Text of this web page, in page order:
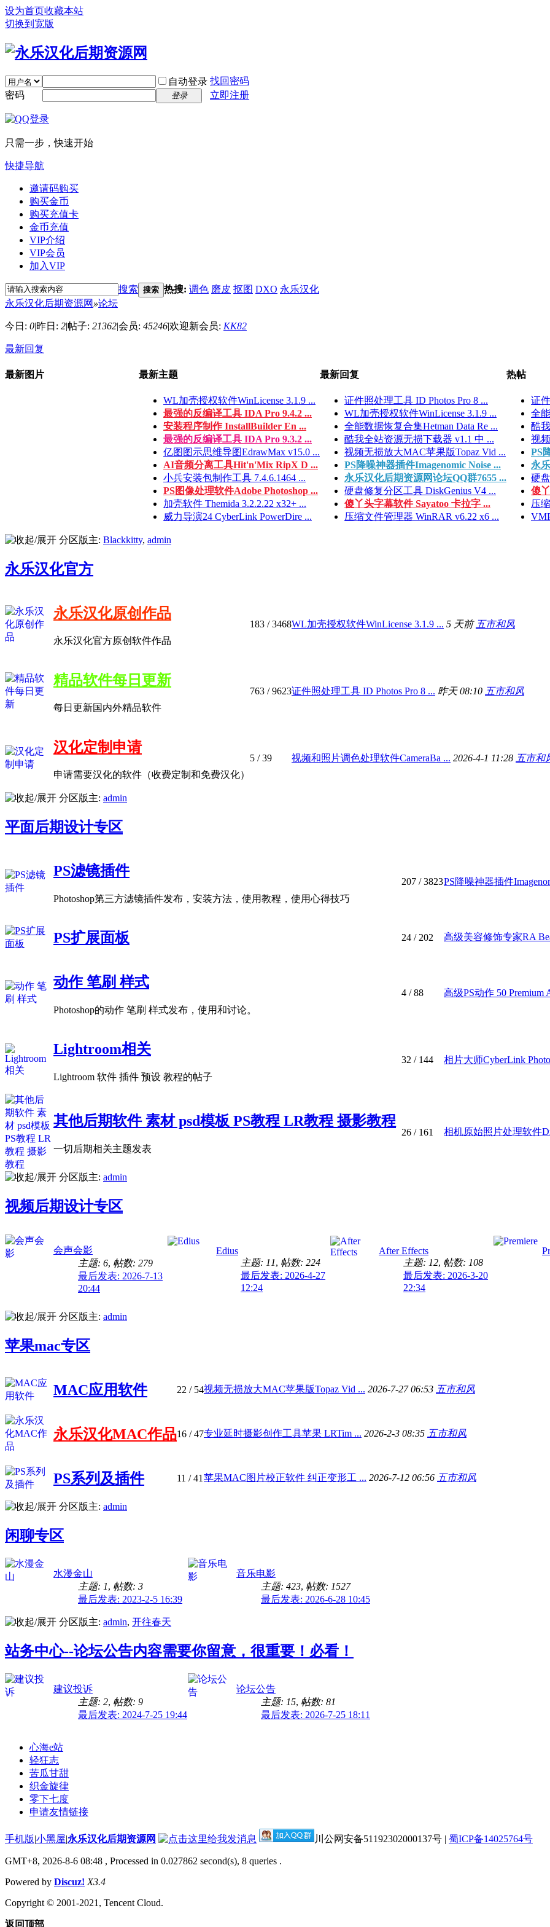
设为首页收藏本站
切换到宽版
自动登录 找回密码
密码
登录 立即注册
只需一步，快速开始
快捷导航
邀请码购买
购买金币
购买充值卡
金币充值
VIP介绍
VIP会员
加入VIP
搜索 搜索 热搜: 调色 磨皮 抠图 DXO 永乐汉化
永乐汉化后期资源网 »论坛
今日: 0|昨日: 2|帖子: 21362|会员: 45246|欢迎新会员: KK82
最新回复
最新图片 最新主题
WL加壳授权软件WinLicense 3.1.9 ...
最强的反编译工具 IDA Pro 9.4.2 ...
安装程序制作 InstallBuilder En ...
最强的反编译工具 IDA Pro 9.3.2 ...
亿图图示思维导图EdrawMax v15.0 ...
AI音频分离工具Hit'n'Mix RipX D ...
小兵安装包制作工具 7.4.6.1464 ...
PS图像处理软件Adobe Photoshop ...
加壳软件 Themida 3.2.2.22 x32+ ...
威力导演24 CyberLink PowerDire ...
最新回复
证件照处理工具 ID Photos Pro 8 ...
WL加壳授权软件WinLicense 3.1.9 ...
全能数据恢复合集Hetman Data Re ...
酷我全站资源无损下载器 v1.1 中 ...
视频无损放大MAC苹果版Topaz Vid ...
PS降噪神器插件Imagenomic Noise ...
永乐汉化后期资源网论坛QQ群7655 ...
硬盘修复分区工具 DiskGenius V4 ...
傻丫头字幕软件 Sayatoo 卡拉字 ...
压缩文件管理器 WinRAR v6.22 x6 ...
热帖
证
全
酷
视
PS
永
硬
傻
压
分区版主: Blackkitty, admin
永乐汉化官方
永乐汉化原创作品
永乐汉化官方原创软件作品
183 / 3468WL加壳授权软件WinLicense 3.1.9 ... 5 天前 五市和风
精品软件每日更新
每日更新国内外精品软件
763 / 9623证件照处理工具 ID Photos Pro 8 ... 昨天 08:10 五市和风
汉化定制申请
申请需要汉化的软件（收费定制和免费汉化）
5 / 39 视频和照片调色处理软件CameraBa ... 2026-4-1 11:28 五市和
分区版主: admin
平面后期设计专区
PS滤镜插件
Photoshop第三方滤镜插件发布，安装方法，使用教程，使用心得技巧
207 / 3823PS降噪神器插件
PS扩展面板 24 / 202 高级美容修饰专家RA
动作 笔刷 样式
Photoshop的动作 笔刷 样式发布，使用和讨论。
4 / 88 高级PS动作 50 Premium
Lightroom相关
Lightroom 软件 插件 预设 教程的帖子
32 / 144 相片大师CyberLink
其他后期软件 素材 psd模板 PS教程 LR教程 摄影教程
一切后期相关主题发表
26 / 161 相机原始照片处理软件
分区版主: admin
视频后期设计专区
会声会影
主题: 6, 帖数: 279
最后发表: 2026-7-13
20:44
Edius
主题: 11, 帖数: 224
最后发表: 2026-4-27
12:24
After Effects
主题: 12, 帖数: 108
最后发表: 2026-3-20
22:34
分区版主: admin
苹果mac专区
MAC应用软件 22 / 54视频无损放大MAC苹果版Topaz Vid ... 2026-7-27 06:53 五市和风
永乐汉化MAC作品16 / 47专业延时摄影创作工具苹果 LRTim ... 2026-2-3 08:35 五市和风
PS系列及插件 11 / 41 苹果MAC图片校正软件 纠正变形工 ... 2026-7-12 06:56 五市和风
分区版主: admin
闲聊专区
水漫金山
主题: 1, 帖数: 3
最后发表: 2023-2-5 16:39
音乐电影
主题: 423, 帖数: 1527
最后发表: 2026-6-28 10:45
分区版主: admin, 开往春天
站务中心--论坛公告内容需要你留意，很重要！必看！
建议投诉
主题: 2, 帖数: 9
最后发表: 2024-7-25 19:44
论坛公告
主题: 15, 帖数: 81
最后发表: 2026-7-25 18:11
心海e站
轻狂志
苦瓜甘甜
织金旋律
零下七度
申请友情链接
手机版|小黑屋|永乐汉化后期资源网 川公网安备51192302000137号 | 蜀ICP备14025764号
GMT+8, 2026-8-6 08:48 , Processed in 0.027862 second(s), 8 queries .
Powered by Discuz! X3.4
Copyright © 2001-2021, Tencent Cloud.
返回顶部